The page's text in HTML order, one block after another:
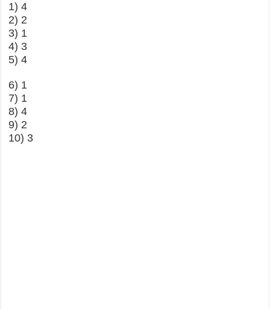
1) 4
2) 2
3) 1
4) 3
5) 4
6) 1
7) 1
8) 4
9) 2
10) 3